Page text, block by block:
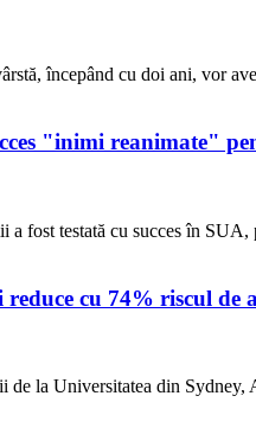
începând cu doi ani, vor
"inimi reanimate"
a fost testată cu succes în
reduce cu 74% riscul de
de la Universitatea din